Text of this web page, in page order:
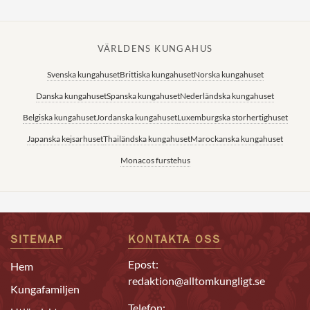
VÄRLDENS KUNGAHUS
Svenska kungahusetBrittiska kungahusetNorska kungahuset
Danska kungahusetSpanska kungahusetNederländska kungahuset
Belgiska kungahusetJordanska kungahusetLuxemburgska storhertighuset
Japanska kejsarhusetThailändska kungahusetMarockanska kungahuset
Monacos furstehus
SITEMAP
Hem
Kungafamiljen
KONTAKTA OSS
Epost:
redaktion@alltomkungligt.se